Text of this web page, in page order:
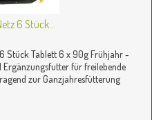
6 Stück...
Stück Tablett 6 x 90g Frühjahr -
für freilebende
zur Ganzjahresfütterung